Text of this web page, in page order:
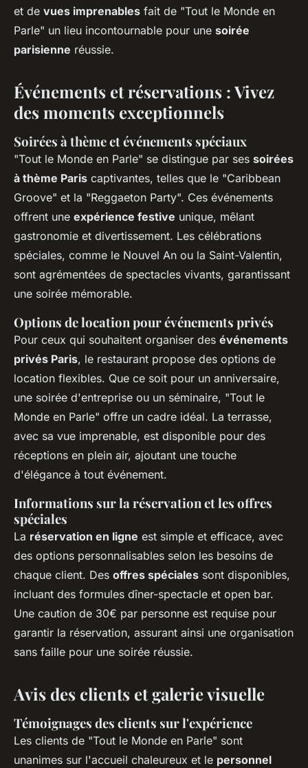
et de vues imprenables fait de "Tout le Monde en
Parle" un lieu incontournable pour une soirée
parisienne réussie.
Événements et réservations : Vivez
des moments exceptionnels
Soirées à thème et événements spéciaux
"Tout le Monde en Parle" se distingue par ses soirées
à thème Paris captivantes, telles que le "Caribbean
Groove" et la "Reggaeton Party". Ces événements
offrent une expérience festive unique, mêlant
gastronomie et divertissement. Les célébrations
spéciales, comme le Nouvel An ou la Saint-Valentin,
sont agrémentées de spectacles vivants, garantissant
une soirée mémorable.
Options de location pour événements privés
Pour ceux qui souhaitent organiser des événements
privés Paris, le restaurant propose des options de
location flexibles. Que ce soit pour un anniversaire,
une soirée d'entreprise ou un séminaire, "Tout le
Monde en Parle" offre un cadre idéal. La terrasse,
avec sa vue imprenable, est disponible pour des
réceptions en plein air, ajoutant une touche
d'élégance à tout événement.
Informations sur la réservation et les offres
spéciales
La réservation en ligne est simple et efficace, avec
des options personnalisables selon les besoins de
chaque client. Des offres spéciales sont disponibles,
incluant des formules dîner-spectacle et open bar.
Une caution de 30€ par personne est requise pour
garantir la réservation, assurant ainsi une organisation
sans faille pour une soirée réussie.
Avis des clients et galerie visuelle
Témoignages des clients sur l'expérience
Les clients de "Tout le Monde en Parle" sont
unanimes sur l'accueil chaleureux et le personnel